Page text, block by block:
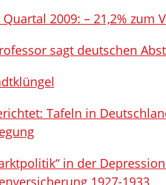
2009: – 21,2% zum
sagt deutschen
Tafeln in
in der
1927-1933